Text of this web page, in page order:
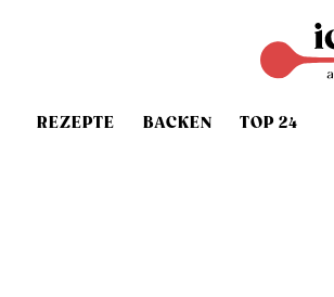
REZEPTE BACKEN TOP 24